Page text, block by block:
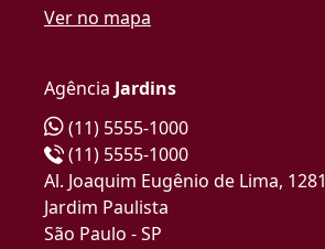
Ver no mapa
Agência Jardins
(11) 5555-1000
(11) 5555-1000
Al. Joaquim Eugênio de Lima, 1281
Jardim Paulista
São Paulo - SP